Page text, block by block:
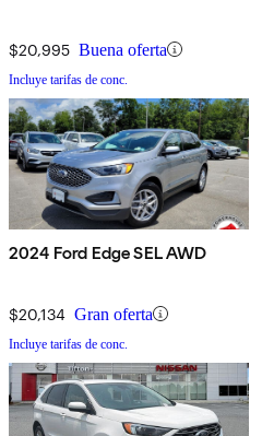
$20,995 Buena oferta
Incluye tarifas de conc.
2024 Ford Edge SEL AWD
$20,134 Gran oferta
Incluye tarifas de conc.